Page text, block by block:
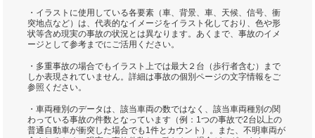
・イラストに使用している各要素（車、背景、車、天候、信号、衝
突地点など）は、代表的なイメージをイラスト化しており、色や形
状等含め現実の事故の状況とは異なります。あくまで、事故のイメ
ージとして参考までにご活用ください。
・多重事故の場合でもイラスト上では最大２台（歩行者含む）まで
しか表現されていません。詳細は事故の個別ページの文字情報をご
参照ください。
・車両種別のデータは、該当車両の数ではなく、該当車両種別の関
わっている事故の件数となっています（例：1つの事故で2台以上の
普通自動車が衝突した場合でも1件とカウント）。また、不明車両が